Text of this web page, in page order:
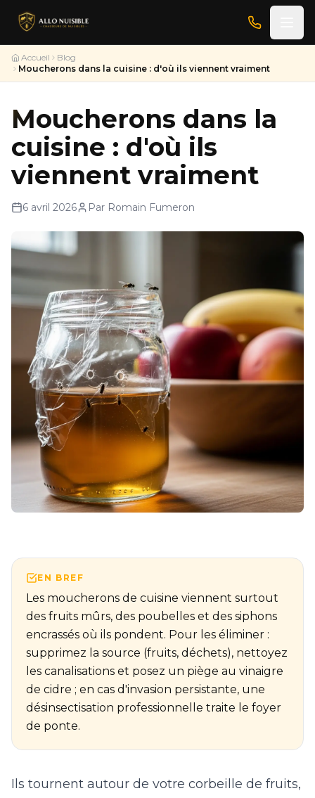
Accueil
Blog
Moucherons dans la cuisine : d'où ils viennent vraiment
Moucherons dans la
cuisine : d'où ils
viennent vraiment
6 avril 2026 Par Romain Fumeron
EN BREF
Les moucherons de cuisine viennent surtout
des fruits mûrs, des poubelles et des siphons
encrassés où ils pondent. Pour les éliminer :
supprimez la source (fruits, déchets), nettoyez
les canalisations et posez un piège au vinaigre
de cidre ; en cas d'invasion persistante, une
désinsectisation professionnelle traite le foyer
de ponte.
Ils tournent autour de votre corbeille de fruits,